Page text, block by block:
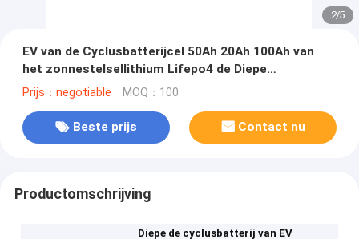
2/5
EV van de Cyclusbatterijcel 50Ah 20Ah 100Ah van
het zonnestelsellithium Lifepo4 de Diepe
Verschillende Types
Prijs：negotiable MOQ：100
Beste prijs Contact nu
Productomschrijving
Diepe de cyclusbatterij van EV